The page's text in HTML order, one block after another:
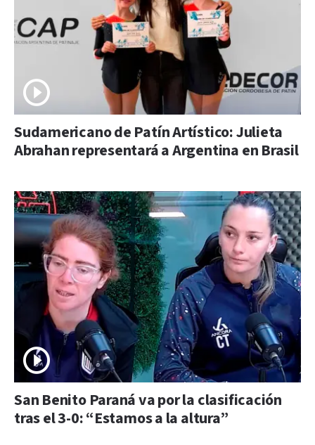
Sudamericano de Patín Artístico: Julieta
Abrahan representará a Argentina en Brasil
San Benito Paraná va por la clasificación
tras el 3-0: “Estamos a la altura”